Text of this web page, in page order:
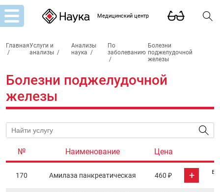
Медицинский центр
Главная
/
Услуги и
анализы /
Анализы
наука /
По
заболеванию
/
Болезни
поджелудочной
железы
Болезни поджелудочной
железы
№ Наименование Цена
170 Амилаза панкреатическая 460 ₽ + в